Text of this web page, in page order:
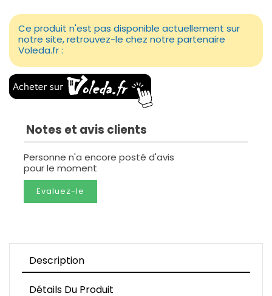
Ce produit n'est pas disponible actuellement sur
notre site, retrouvez-le chez notre partenaire
Voleda.fr :
Notes et avis clients
Personne n'a encore posté d'avis
pour le moment
Evaluez-le
Description
Détails Du Produit